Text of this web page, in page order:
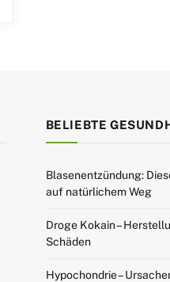
BELIEBTE
Blasenentzündung:
auf natürlichem Weg
Droge Kokain –
Schäden
Hypochondrie –